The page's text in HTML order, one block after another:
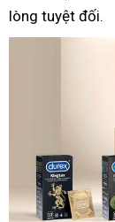
lòng tuyệt đối.